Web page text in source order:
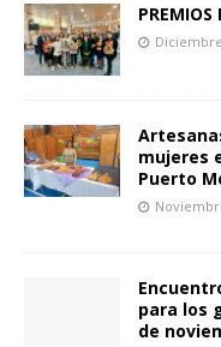
PREMIOS
mujeres
Puerto
para los
de